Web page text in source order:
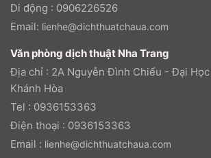
Di động : 0906226526
Email: lienhe@dichthuatchaua.com
Văn phòng dịch thuật Nha Trang
Địa chỉ : 2A Nguyễn Đình Chiểu - Đại
Khánh Hòa
Tel : 0936153363
Điện thoại : 0936153363
Email : lienhe@dichthuatchaua.com